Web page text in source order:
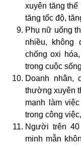
xuyên tăng
tăng tốc độ,
Phụ nữ uống
nhiều, không
chống oxi
trong cuộc sống
Doanh nhân,
thường xuyên
mạnh làm
trong công
Người trên
minh mẫn